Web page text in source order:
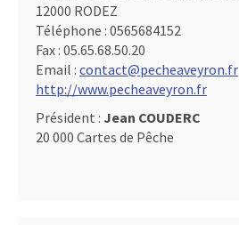
12000 RODEZ
Téléphone : 0565684152
Fax : 05.65.68.50.20
Email : contact@pecheaveyron.fr
http://www.pecheaveyron.fr
Président : Jean COUDERC
20 000 Cartes de Pêche